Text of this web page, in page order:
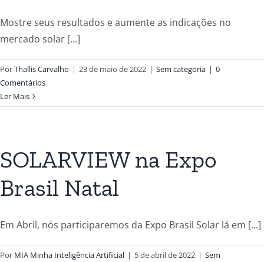
Mostre seus resultados e aumente as indicações no
mercado solar [...]
PorThallis Carvalho | 23 de maio de 2022 | Sem categoria | 0
Comentários
Ler Mais
SOLARVIEW na Expo
Brasil Natal
Em Abril, nós participaremos da Expo Brasil Solar lá em [...]
Por MIA Minha Inteligência Artificial | 5 de abril de 2022 | Sem